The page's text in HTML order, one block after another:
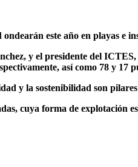
este año en playas
y el presidente del
así como 78 y
y la sostenibilidad son
cuya forma de